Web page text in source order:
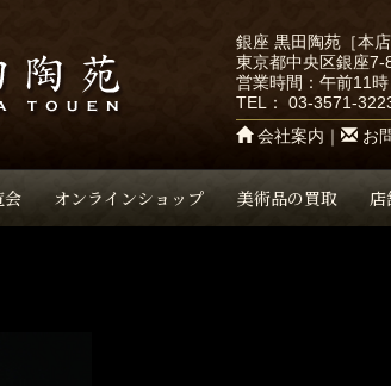
会 オンラインショップ 美術品の買取
銀座 黒田陶苑［本
東京都中央区銀座
営業時間：午前11
TEL： 03-3571-
会社案内
お